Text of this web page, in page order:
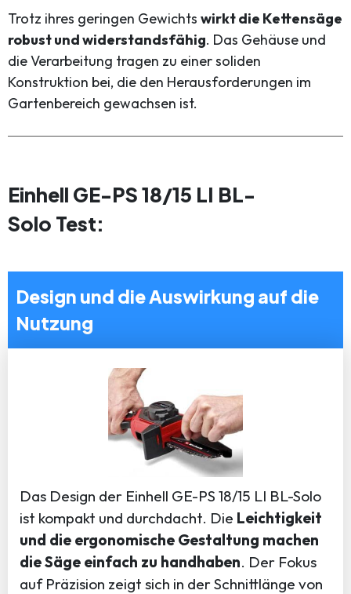
Trotz ihres geringen Gewichts wirkt die Kettensäge
robust und widerstandsfähig. Das Gehäuse und
die Verarbeitung tragen zu einer soliden
Konstruktion bei, die den Herausforderungen im
Gartenbereich gewachsen ist.
Einhell GE-PS 18/15 LI BL-
Solo Test:
Design und die Auswirkung auf die
Nutzung
Das Design der Einhell GE-PS 18/15 LI BL-Solo
ist kompakt und durchdacht. Die Leichtigkeit
und die ergonomische Gestaltung machen
die Säge einfach zu handhaben. Der Fokus
auf Präzision zeigt sich in der Schnittlänge von